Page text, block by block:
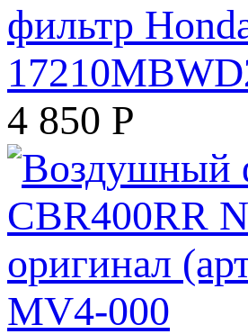
фильтр
4 850 Р